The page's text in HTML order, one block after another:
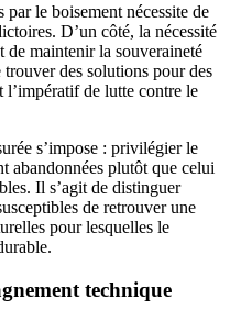
le boisement nécessite de
D’un côté, la nécessité
de maintenir la souveraineté
trouver des solutions pour des
l’impératif de lutte contre le
s’impose : privilégier le
abandonnées plutôt que celui
Il s’agit de distinguer
de retrouver une
pour lesquelles le
technique